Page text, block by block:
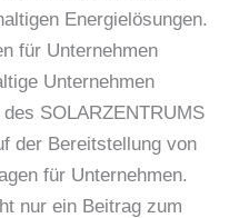
Energielösungen.
für Unternehmen
Unternehmen
SOLARZENTRUMS
der Bereitstellung von
für Unternehmen.
nur ein Beitrag zum